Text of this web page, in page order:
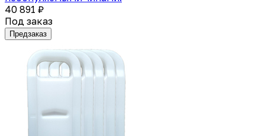
40 891 ₽
Под заказ
Предзаказ